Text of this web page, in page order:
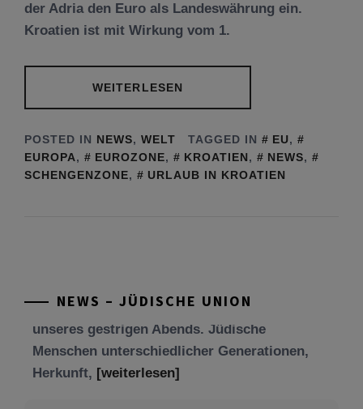
der Adria den Euro als Landeswährung ein.
Kroatien ist mit Wirkung vom 1.
WEITERLESEN
POSTED IN NEWS, WELT TAGGED IN EU,
EUROPA, EUROZONE, KROATIEN, NEWS,
SCHENGENZONE, URLAUB IN KROATIEN
NEWS – JÜDISCHE UNION
Menschen unterschiedlicher Generationen,